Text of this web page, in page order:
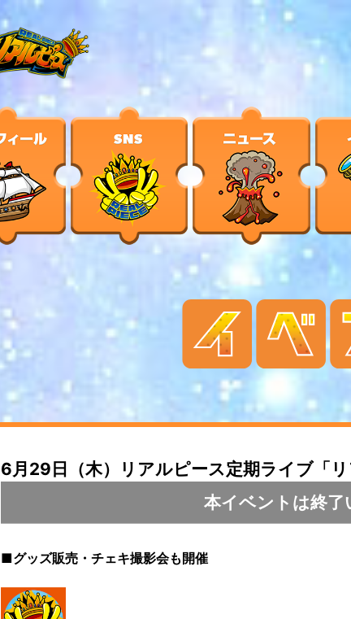
6月29日（木）リアルピース定期ライブ「リ
本イベントは終了
■グッズ販売・チェキ撮影会も開催